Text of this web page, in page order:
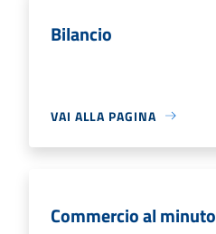
Bilancio
VAI ALLA PAGINA
Commercio al minuto